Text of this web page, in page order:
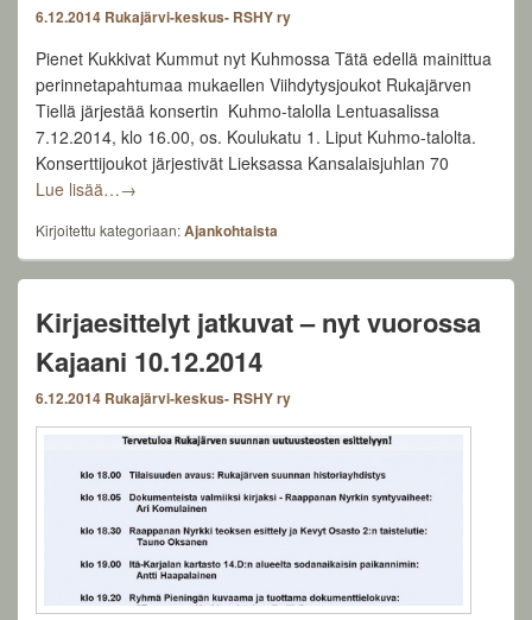
6.12.2014 Rukajärvi-keskus- RSHY ry
Pienet Kukkivat Kummut nyt Kuhmossa Tätä edellä mainittua
perinnetapahtumaa mukaellen Viihdytysjoukot Rukajärven
Tiellä järjestää konsertin Kuhmo-talolla Lentuasalissa
7.12.2014, klo 16.00, os. Koulukatu 1. Liput Kuhmo-talolta.
Konserttijoukot järjestivät Lieksassa Kansalaisjuhlan 70
Lue lisää…Pienet Kukkivat Kummut nyt Kuhmossa 7.12.2014 klo
→
Kirjoitettu kategoriaan:Ajankohtaista
Kirjaesittelyt jatkuvat – nyt vuorossa
Kajaani 10.12.2014
6.12.2014 Rukajärvi-keskus- RSHY ry